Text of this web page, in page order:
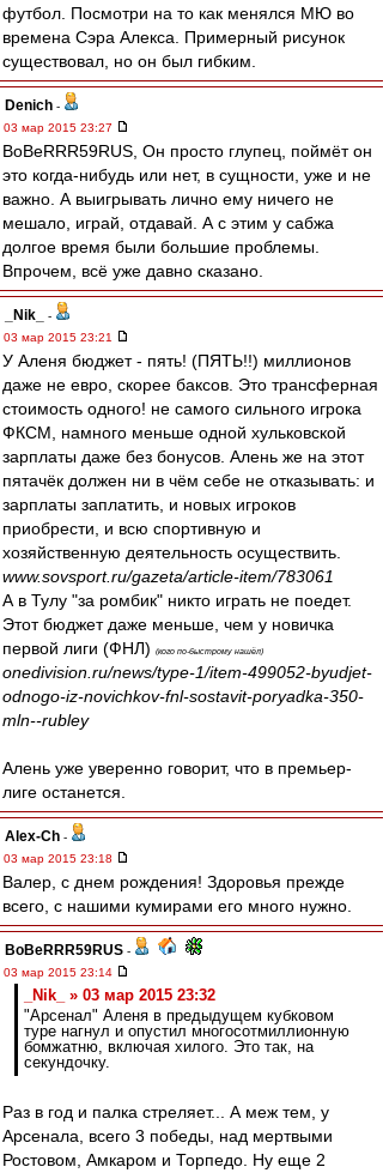
футбол. Посмотри на то как менялся МЮ во
времена Сэра Алекса. Примерный рисунок
существовал, но он был гибким.
Denich -
03 мар 2015 23:27
BoBeRRR59RUS, Он просто глупец, поймёт он
это когда-нибудь или нет, в сущности, уже и не
важно. А выигрывать лично ему ничего не
мешало, играй, отдавай. А с этим у сабжа
долгое время были большие проблемы.
Впрочем, всё уже давно сказано.
_Nik_
-
03 мар 2015 23:21
У Аленя бюджет - пять! (ПЯТЬ!!) миллионов
даже не евро, скорее баксов. Это трансферная
стоимость одного! не самого сильного игрока
ФКСМ, намного меньше одной хульковской
зарплаты даже без бонусов. Алень же на этот
пятачёк должен ни в чём себе не отказывать: и
зарплаты заплатить, и новых игроков
приобрести, и всю спортивную и
хозяйственную деятельность осуществить.
www.sovsport.ru/gazeta/article-item/783061
А в Тулу "за ромбик" никто играть не поедет.
Этот бюджет даже меньше, чем у новичка
первой лиги (ФНЛ) (кого по-быстрому нашёл)
onedivision.ru/news/type-1/item-499052-byudjet-
odnogo-iz-novichkov-fnl-sostavit-poryadka-350-
mln--rubley
Алень уже уверенно говорит, что в премьер-
лиге останется.
Alex-Ch -
03 мар 2015 23:18
Валер, с днем рождения! Здоровья прежде
всего, с нашими кумирами его много нужно.
BoBeRRR59RUS -
03 мар 2015 23:14
_Nik_ » 03 мар 2015 23:32
"Арсенал" Аленя в предыдущем кубковом
туре нагнул и опустил многосотмиллионную
бомжатню, включая хилого. Это так, на
секундочку.
Раз в год и палка стреляет... А меж тем, у
Арсенала, всего 3 победы, над мертвыми
Ростовом, Амкаром и Торпедо. Ну еще 2